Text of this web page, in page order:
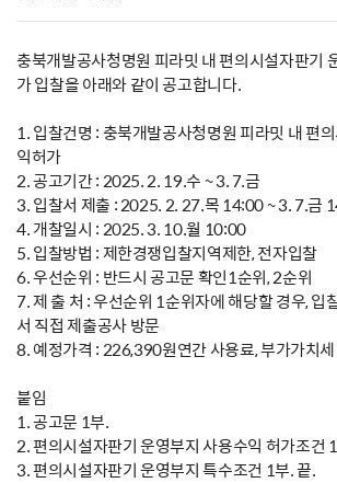
충북개발공사청명원 피라밋 내 편의시설자판기
가 입찰을 아래와 같이 공고합니다.
1. 입찰건명 : 충북개발공사청명원 피라밋 내 편
익허가
2. 공고기간 : 2025. 2. 19.수 ~ 3. 7.금
3. 입찰서 제출 : 2025. 2. 27.목 14:00 ~ 3. 7.금
4. 개찰일시 : 2025. 3. 10.월 10:00
5. 입찰방법 : 제한경쟁입찰지역제한, 전자입찰
6. 우선순위 : 반드시 공고문 확인1순위, 2순위
7. 제 출 처 : 우선순위 1순위자에 해당할 경우, 입
서 직접 제출공사 방문
8. 예정가격 : 226,390원연간 사용료, 부가가치
붙임
1. 공고문 1부.
2. 편의시설자판기 운영부지 사용수익 허가조건
3. 편의시설자판기 운영부지 특수조건 1부. 끝.